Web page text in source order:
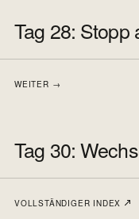
Tag 28: Stopp
WEITER →
Tag 30:
VOLLSTÄNDIGER INDEX